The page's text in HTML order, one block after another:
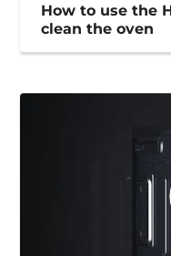
How to use the
clean the oven